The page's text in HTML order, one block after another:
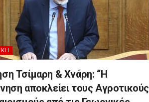
Τσίμαρη & Χνάρη: “Η
αποκλείει τους Αγροτικούς